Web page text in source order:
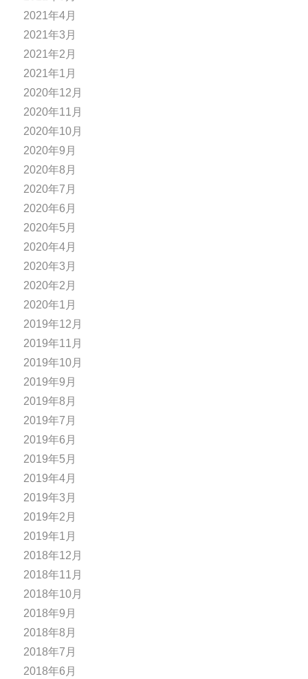
2021年4月
2021年3月
2021年2月
2021年1月
2020年12月
2020年11月
2020年10月
2020年9月
2020年8月
2020年7月
2020年6月
2020年5月
2020年4月
2020年3月
2020年2月
2020年1月
2019年12月
2019年11月
2019年10月
2019年9月
2019年8月
2019年7月
2019年6月
2019年5月
2019年4月
2019年3月
2019年2月
2019年1月
2018年12月
2018年11月
2018年10月
2018年9月
2018年8月
2018年7月
2018年6月